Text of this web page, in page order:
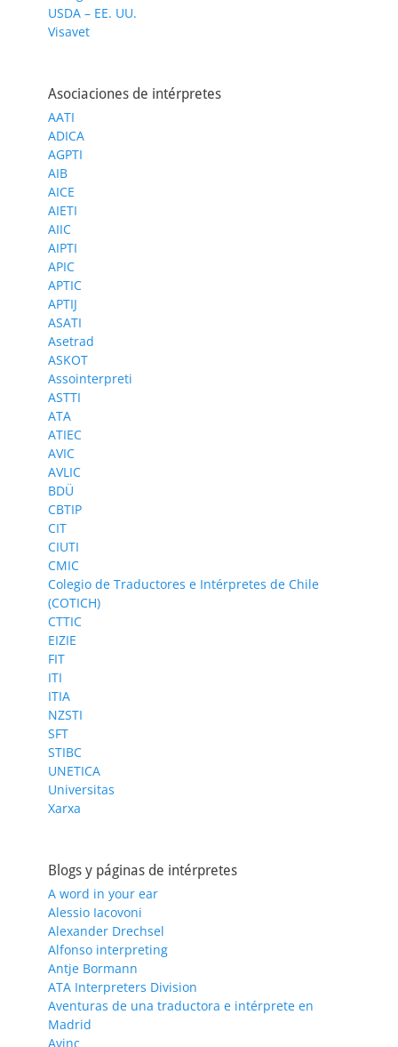
USDA – EE. UU.
Visavet
Asociaciones de intérpretes
AATI
ADICA
AGPTI
AIB
AICE
AIETI
AIIC
AIPTI
APIC
APTIC
APTIJ
ASATI
Asetrad
ASKOT
Assointerpreti
ASTTI
ATA
ATIEC
AVIC
AVLIC
BDÜ
CBTIP
CIT
CIUTI
CMIC
Colegio de Traductores e Intérpretes de Chile
(COTICH)
CTTIC
EIZIE
FIT
ITI
ITIA
NZSTI
SFT
STIBC
UNETICA
Universitas
Xarxa
Blogs y páginas de intérpretes
A word in your ear
Alessio Iacovoni
Alexander Drechsel
Alfonso interpreting
Antje Bormann
ATA Interpreters Division
Aventuras de una traductora e intérprete en
Madrid
Avinc